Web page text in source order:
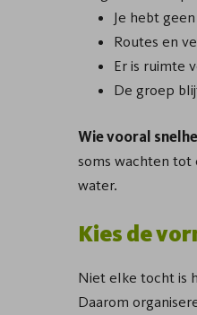
Je hebt
Routes en
Er is ruimte
De groep
Wie vooral
soms wachten tot
water.
Kies de
Niet elke tocht is
Daarom